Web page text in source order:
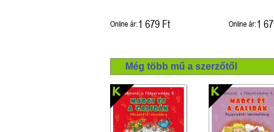
Online ár:1 679 Ft Online ár:1
Még több mű a szerzőtől